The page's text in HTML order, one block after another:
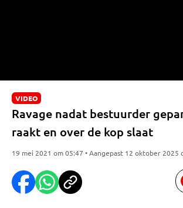
VIDEO
Ravage nadat bestuurder
raakt en over de kop slaat
19 mei 2021 om 05:47 • Aangepast 12 oktober 2025